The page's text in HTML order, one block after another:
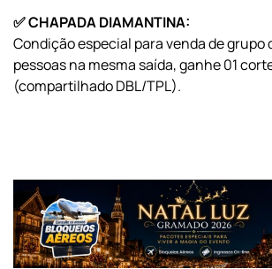
✅ CHAPADA DIAMANTINA:
Condição especial para venda de grupo
pessoas na mesma saída, ganhe 01
(compartilhado DBL/TPL).